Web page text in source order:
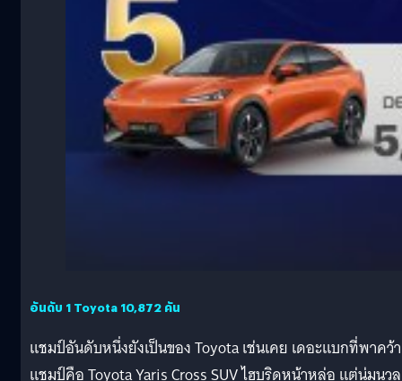
อันดับ 1 Toyota 10,872 คัน
แชมป์อันดับหนึ่งยังเป็นของ Toyota เช่นเคย เดอะแบกที่พาคว้า
แชมป์คือ Toyota Yaris Cross SUV ไฮบริดหน้าหล่อ แต่นุ่มนว